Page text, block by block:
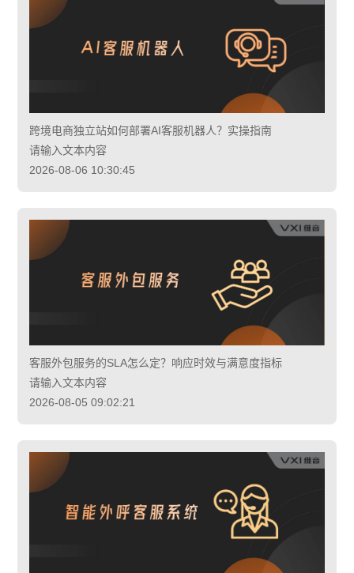
跨境电商独立站如何部署AI客服机器人？实操指南
请输入文本内容
2026-08-06 10:30:45
客服外包服务的SLA怎么定？响应时效与满意度指标
请输入文本内容
2026-08-05 09:02:21